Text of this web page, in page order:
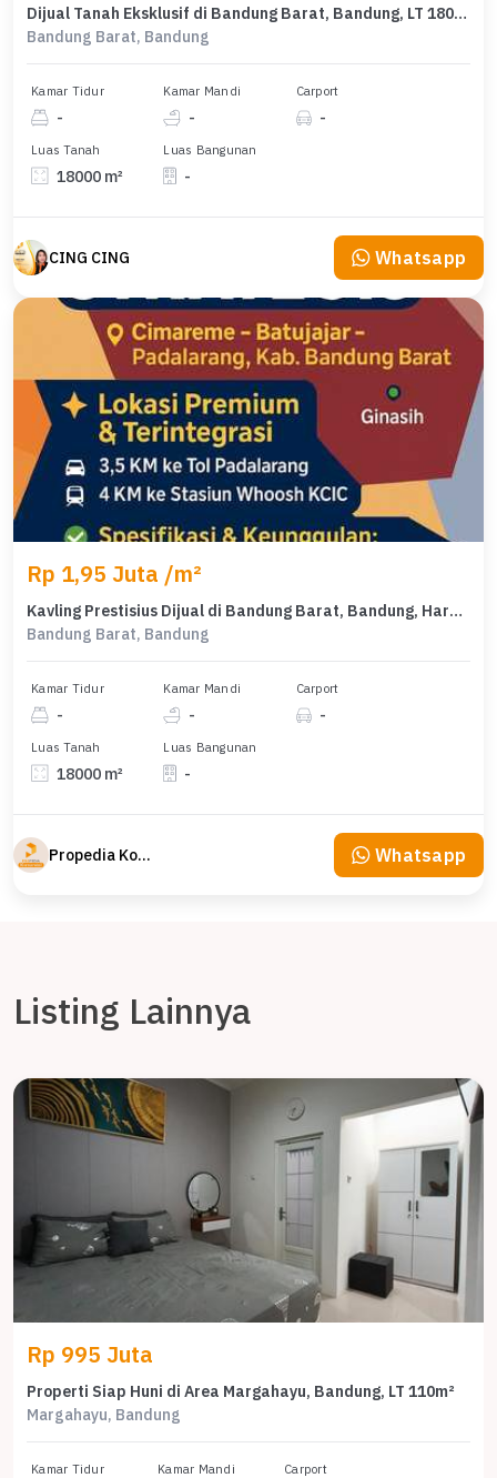
Dijual Tanah Eksklusif di Bandung Barat, Bandung, LT 18000m²
Bandung Barat, Bandung
Kamar Tidur
-
Kamar Mandi
-
Carport
-
Luas Tanah
18000 m²
Luas Bangunan
-
CING CING Whatsapp
Rp 1,95 Juta /m²
Kavling Prestisius Dijual di Bandung Barat, Bandung, Harga 35,1 Miliar
Bandung Barat, Bandung
Kamar Tidur
-
Kamar Mandi
-
Carport
-
Luas Tanah
18000 m²
Luas Bangunan
-
Propedia Komersial Whatsapp
Listing Lainnya
Rp 995 Juta
Properti Siap Huni di Area Margahayu, Bandung, LT 110m²
Margahayu, Bandung
Kamar Tidur Kamar Mandi Carport